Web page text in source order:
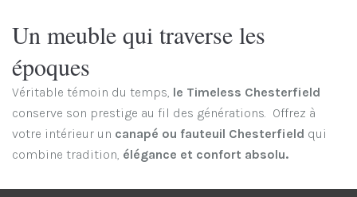
Un meuble qui traverse les
époques
Véritable témoin du temps, le Timeless Chesterfield
conserve son prestige au fil des générations. Offrez à
votre intérieur un canapé ou fauteuil Chesterfield qui
combine tradition, élégance et confort absolu.